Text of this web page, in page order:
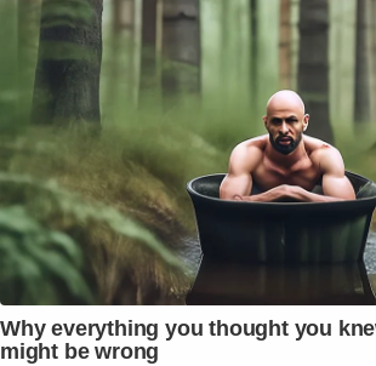
Why everything you thought you
might be wrong